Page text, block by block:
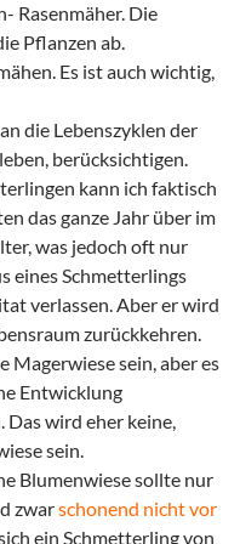
Rasenmäher. Die
Pflanzen ab.
Es ist auch wichtig,
die Lebenszyklen der
berücksichtigen.
kann ich faktisch
das ganze Jahr über im
was jedoch oft nur
eines Schmetterlings
verlassen. Aber er wird
zurückkehren.
Magerwiese sein, aber es
Entwicklung
wird eher keine,
sein.
Blumenwiese sollte nur
zwarschonend nicht vor
ein Schmetterling von